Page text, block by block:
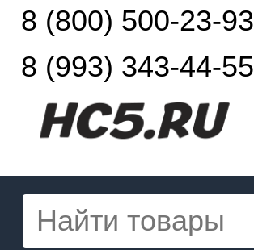
8 (800) 500-23-93
8 (993) 343-44-55